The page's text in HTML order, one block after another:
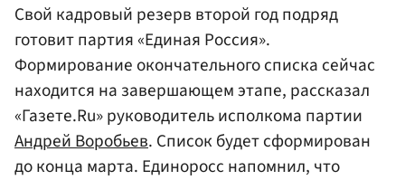
Свой кадровый резерв второй год подряд
готовит партия «Единая Россия».
Формирование окончательного списка сейчас
находится на завершающем этапе, рассказал
«Газете.Ru» руководитель исполкома партии
Андрей Воробьев. Список будет сформирован
до конца марта. Единоросс напомнил, что